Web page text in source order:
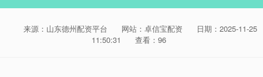
来源：山东德州配资平台 网站：卓信宝配资
日期：2025-11-25
11:50:31
查看：96